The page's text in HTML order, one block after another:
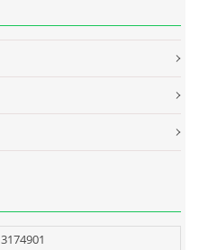
3174901